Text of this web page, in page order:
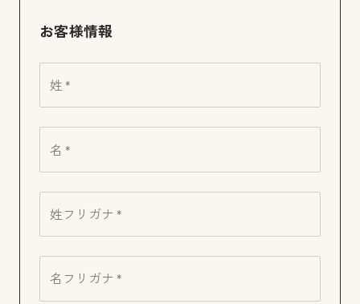
お客様情報
姓 *
名 *
姓フリガナ *
名フリガナ *